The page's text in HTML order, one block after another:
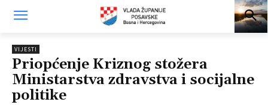
VIJESTI
Priopćenje Kriznog stožera
Ministarstva zdravstva i socijalne
politike